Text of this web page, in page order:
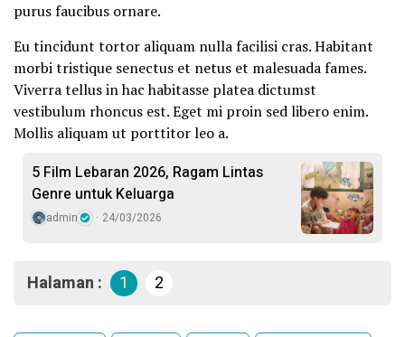
purus faucibus ornare.
Eu tincidunt tortor aliquam nulla facilisi cras. Habitant
morbi tristique senectus et netus et malesuada fames.
Viverra tellus in hac habitasse platea dictumst
vestibulum rhoncus est. Eget mi proin sed libero enim.
Mollis aliquam ut porttitor leo a.
5 Film Lebaran 2026, Ragam Lintas
Genre untuk Keluarga
admin 24/03/2026
Halaman : 1 2